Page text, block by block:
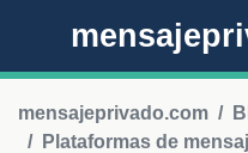
mensajeprivado.com
Plataformas de